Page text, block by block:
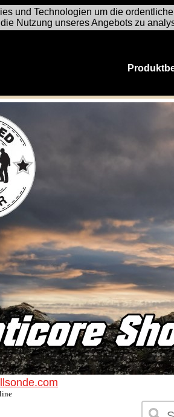
und Technologien um die
Nutzung unseres Angebots zu